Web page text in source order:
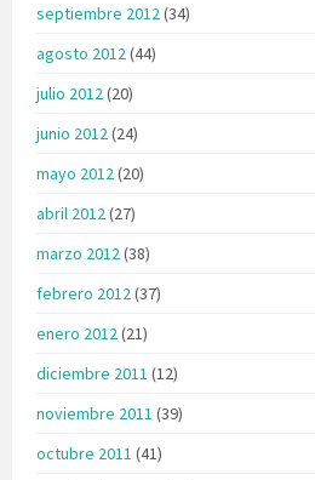
septiembre 2012(34)
agosto 2012(44)
julio 2012(20)
junio 2012(24)
mayo 2012(20)
abril 2012(27)
marzo 2012(38)
febrero 2012(37)
enero 2012(21)
diciembre 2011 (12)
noviembre 2011 (39)
octubre 2011 (41)